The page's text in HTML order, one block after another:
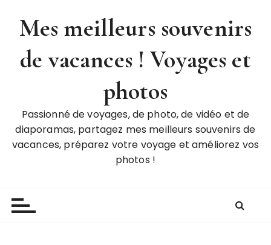
Mes meilleurs souvenirs
de vacances ! Voyages et
photos
Passionné de voyages, de photo, de vidéo et de
diaporamas, partagez mes meilleurs souvenirs de
vacances, préparez votre voyage et améliorez vos
photos !